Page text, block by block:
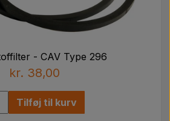
- CAV Type 296
kr. 38,00
Tilføj til kurv